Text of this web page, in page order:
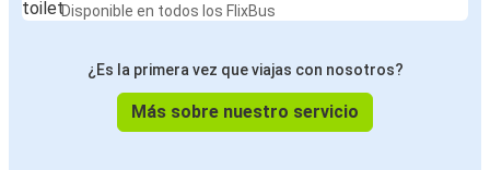
Disponible en todos los FlixBus
¿Es la primera vez que viajas con nosotros?
Más sobre nuestro servicio